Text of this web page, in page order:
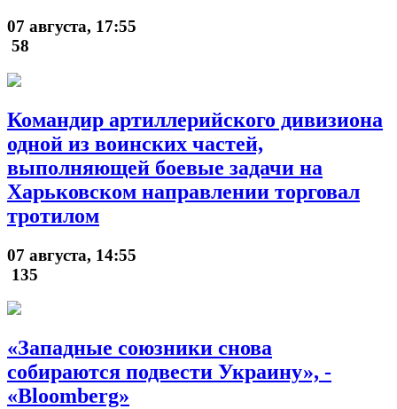
07 августа, 17:55
58
Командир артиллерийского дивизиона
одной из воинских частей,
выполняющей боевые задачи на
Харьковском направлении торговал
тротилом
07 августа, 14:55
135
«Западные союзники снова
собираются подвести Украину», -
«Bloomberg»